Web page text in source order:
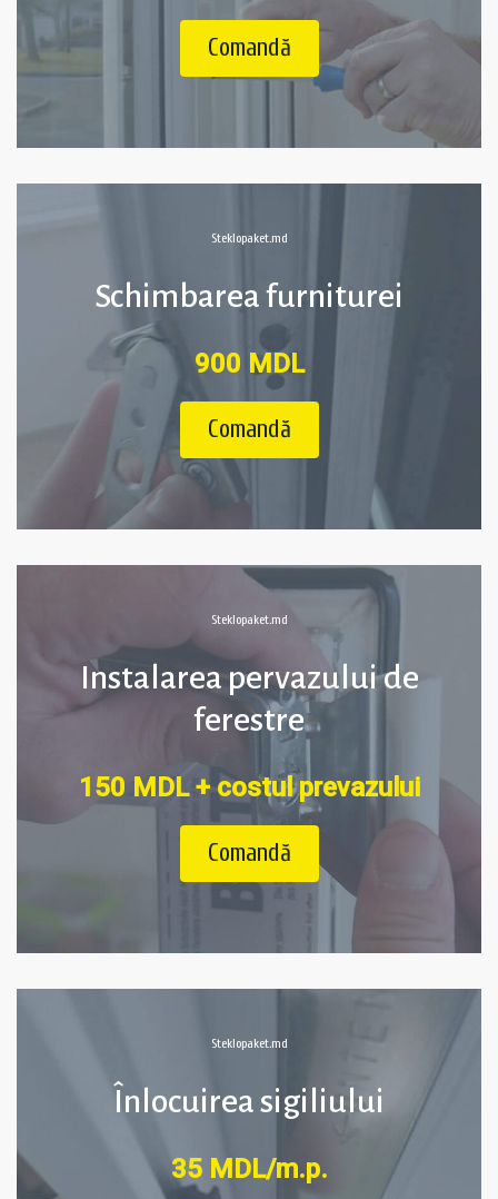
Comandă
Steklopaket.md
Schimbarea furniturei
900 MDL
Comandă
Steklopaket.md
Instalarea pervazului de
ferestre
150 MDL + costul prevazului
Comandă
Steklopaket.md
Înlocuirea sigiliului
35 MDL/m.p.